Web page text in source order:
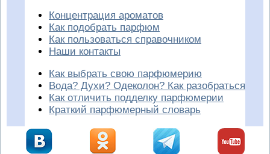
Концентрация ароматов
Как подобрать парфюм
Как пользоваться справочником
Наши контакты
Как выбрать свою парфюмерию
Вода? Духи? Одеколон? Как разобраться
Как отличить подделку парфюмерии
Краткий парфюмерный словарь